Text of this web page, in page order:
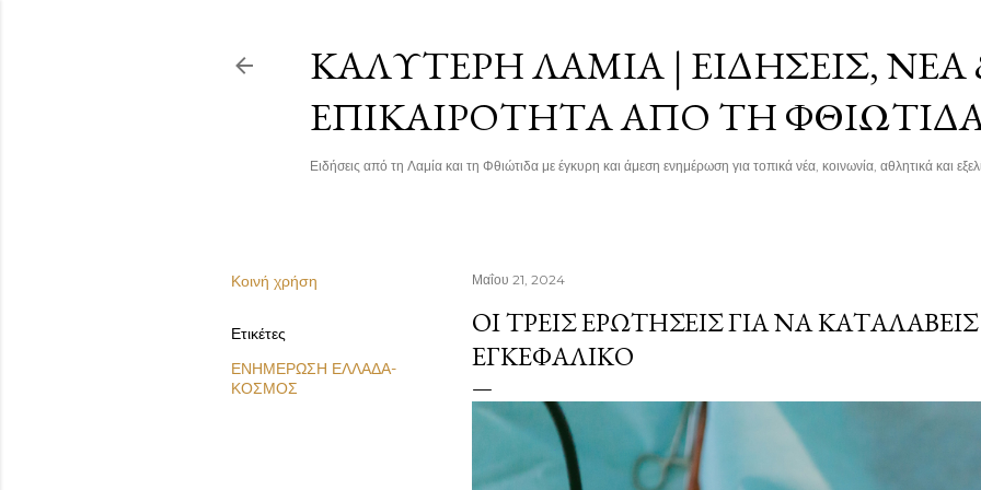
ΚΑΛΎΤΕΡΗ ΛΑΜΊΑ | ΕΙΔΉΣΕΙΣ, ΝΈΑ
ΕΠΙΚΑΙΡΌΤΗΤΑ ΑΠΌ ΤΗ
Ειδήσεις από τη Λαμία και τη Φθιώτιδα με έγκυρη και άμεση ενημέρωση για τοπικά νέα, κοινωνία, αθλητικά και
Κοινή χρήση
Ετικέτες
ΕΝΗΜΕΡΩΣΗ ΕΛΛΑΔΑ-
ΚΟΣΜΟΣ
Μαΐου 21, 2024
ΟΙ ΤΡΕΙΣ ΕΡΩΤΉΣΕΙΣ ΓΙΑ ΝΑ
ΕΓΚΕΦΑΛΙΚΌ